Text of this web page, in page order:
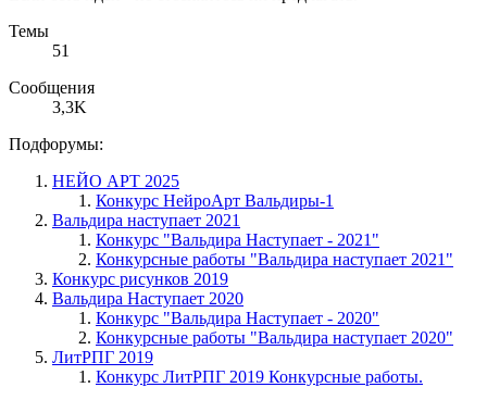
Темы
51
Сообщения
3,3K
Подфорумы:
НЕЙО АРТ 2025
Конкурс НейроАрт Вальдиры-1
Вальдира наступает 2021
Конкурс "Вальдира Наступает - 2021"
Конкурсные работы "Вальдира наступает 2021"
Конкурс рисунков 2019
Вальдира Наступает 2020
Конкурс "Вальдира Наступает - 2020"
Конкурсные работы "Вальдира наступает 2020"
ЛитРПГ 2019
Конкурс ЛитРПГ 2019 Конкурсные работы.